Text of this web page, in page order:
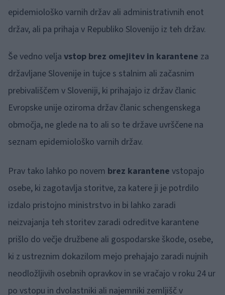
epidemiološko varnih držav ali administrativnih enot
držav, ali pa prihaja v Republiko Slovenijo iz teh držav.
Še vedno velja vstop brez omejitev in karantene za
državljane Slovenije in tujce s stalnim ali začasnim
prebivališčem v Sloveniji, ki prihajajo iz držav članic
Evropske unije oziroma držav članic schengenskega
območja, ne glede na to ali so te države uvrščene na
seznam epidemiološko varnih držav.
Prav tako lahko po novem brez karantene vstopajo
osebe, ki zagotavlja storitve, za katere ji je potrdilo
izdalo pristojno ministrstvo in bi lahko zaradi
neizvajanja teh storitev zaradi odreditve karantene
prišlo do večje družbene ali gospodarske škode, osebe,
ki z ustreznim dokazilom mejo prehajajo zaradi nujnih
neodložljivih osebnih opravkov in se vračajo v roku 24 ur
po vstopu in dvolastniki ali najemniki zemljišč v